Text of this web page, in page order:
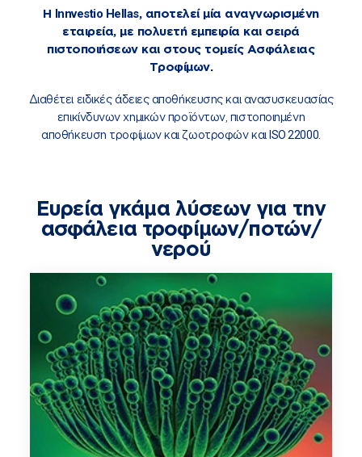
H Innvestio Hellas, αποτελεί μία αναγνωρισμένη
εταιρεία, με πολυετή εμπειρία και σειρά
πιστοποιήσεων και στους τομείς Ασφάλειας
Τροφίμων.
Διαθέτει ειδικές άδειες αποθήκευσης και ανασυσκευασίας
επικίνδυνων χημικών προϊόντων, πιστοποιημένη
αποθήκευση τροφίμων και ζωοτροφών και ISO 22000.
Ευρεία γκάμα λύσεων για την
ασφάλεια τροφίμων/ποτών/
νερού